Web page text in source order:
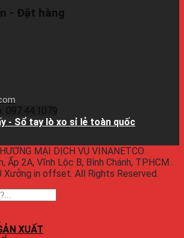
- Đặt hàng
097.44.1079
- Sổ tay lò xo sỉ lẻ toàn quốc
MẠI DỊCH VỤ VINANETCO
Ấp 2A, Vĩnh Lộc B, Bình Chánh, TPHCM .
in offset. All Rights Reserved.
XUẤT